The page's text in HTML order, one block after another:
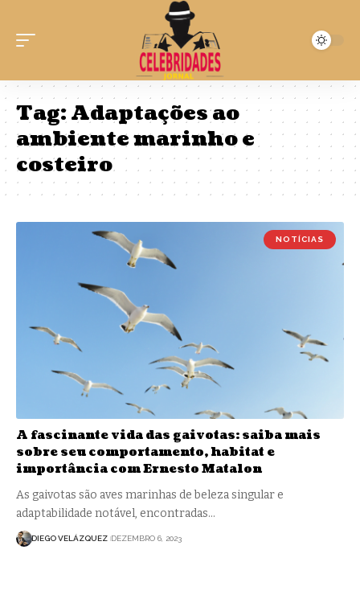
Tag:Adaptações ao
ambiente marinho e
costeiro
NOTÍCIAS
A fascinante vida das gaivotas: saiba mais
sobre seu comportamento, habitat e
importância com Ernesto Matalon
As gaivotas são aves marinhas de beleza singular e
adaptabilidade notável, encontradas…
DIEGO VELÁZQUEZ DEZEMBRO 6, 2023